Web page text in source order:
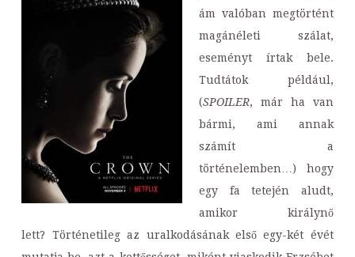
ám valóban megtörtént
magánéleti szálat,
eseményt írtak bele.
Tudtátok például,
(SPOILER, már ha van
bármi, ami annak
számít a
történelemben…) hogy
egy fa tetején aludt,
amikor királynő
lett? Történetileg az uralkodásának első egy-két évét